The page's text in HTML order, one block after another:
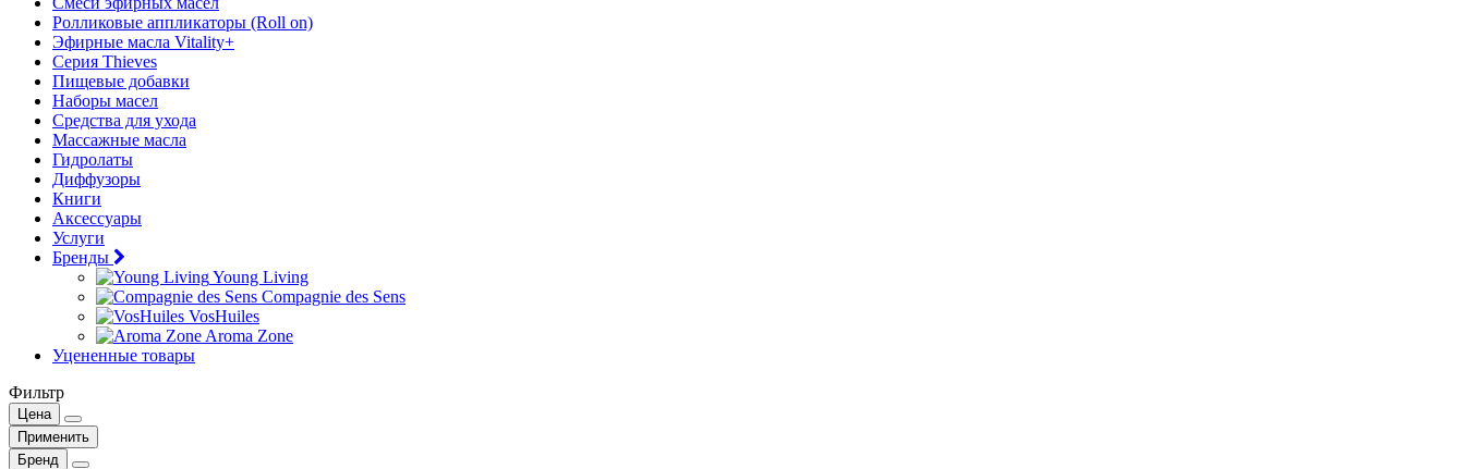
Ролликовые аппликаторы (Roll on)
Эфирные масла Vitality+
Серия Thieves
Пищевые добавки
Наборы масел
Средства для ухода
Массажные масла
Гидролаты
Диффузоры
Книги
Аксессуары
Услуги
Бренды
Young Living
Compagnie des Sens
VosHuiles
Aroma Zone
Уцененные товары
Фильтр
Цена
Применить
Бренд